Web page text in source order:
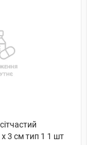
3 см тип 1 1 шт